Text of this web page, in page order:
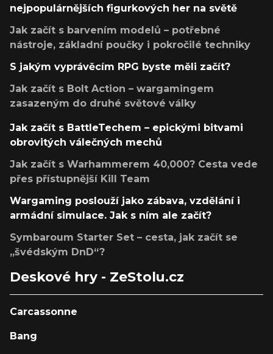
nejpopulárnějších figurkových her na světě
Jak začít s barvením modelů – potřebné
nástroje, základní poučky i pokročilé techniky
S jakým vyprávěcím RPG byste měli začít?
Jak začít s Bolt Action – wargamingem
zasazeným do druhé světové války
Jak začít s BattleTechem – epickými bitvami
obrovitých válečných mechů
Jak začít s Warhammerem 40,000? Cesta vede
přes přístupnější Kill Team
Wargaming poslouží jako zábava, vzdělání i
armádní simulace. Jak s ním ale začít?
Symbaroum Starter Set – cesta, jak začít se
„švédským DnD“?
Deskové hry - ZeStolu.cz
Carcassonne
Bang